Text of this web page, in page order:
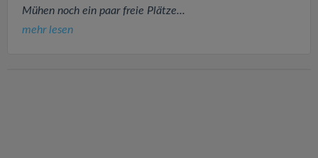
Mühen noch ein paar freie Plätze...
mehr lesen